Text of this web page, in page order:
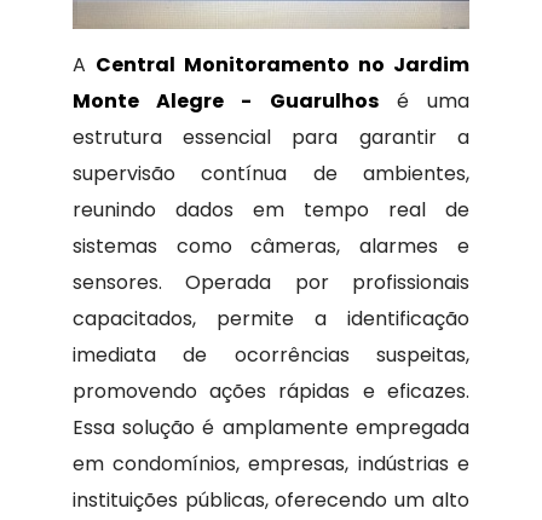
A Central Monitoramento no Jardim
Monte Alegre - Guarulhosé uma
estrutura essencial para garantir a
supervisão contínua de ambientes,
reunindo dados em tempo real de
sistemas como câmeras, alarmes e
sensores. Operada por profissionais
capacitados, permite a identificação
imediata de ocorrências suspeitas,
promovendo ações rápidas e eficazes.
Essa solução é amplamente empregada
em condomínios, empresas, indústrias e
instituições públicas, oferecendo um alto